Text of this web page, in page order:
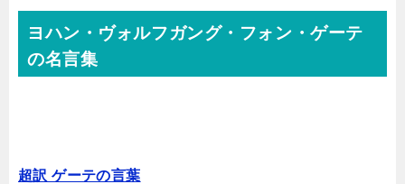
ヨハン・ヴォルフガング・フォン・ゲーテ
の名言集
超訳 ゲーテの言葉